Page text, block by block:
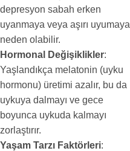
depresyon sabah erken
uyanmaya veya aşırı uyumaya
neden olabilir.
Hormonal Değişiklikler:
Yaşlandıkça melatonin (uyku
hormonu) üretimi azalır, bu da
uykuya dalmayı ve gece
boyunca uykuda kalmayı
zorlaştırır.
Yaşam Tarzı Faktörleri: